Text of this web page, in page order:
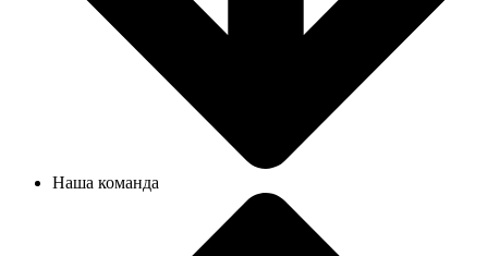
Наша команда